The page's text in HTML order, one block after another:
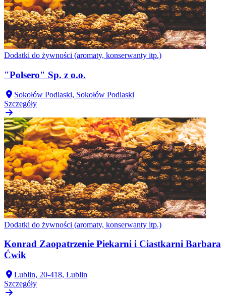
Dodatki do żywności (aromaty, konserwanty itp.)
"Polsero" Sp. z o.o.
Sokołów Podlaski, Sokołów Podlaski
Szczegóły
Dodatki do żywności (aromaty, konserwanty itp.)
Konrad Zaopatrzenie Piekarni i Ciastkarni Barbara
Ćwik
Lublin, 20-418, Lublin
Szczegóły